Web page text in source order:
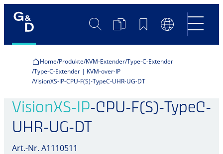
SucheProduktvergleich
Merkliste
Home Produkte KVM-Extender Type-C-Extender
Type-C-Extender | KVM-over-IP
VisionXS-IP-CPU-F(S)-TypeC-UHR-UG-DT
VisionXS-IP-CPU-F(S)-TypeC-
UHR-UG-DT
Art.-Nr. A1110511